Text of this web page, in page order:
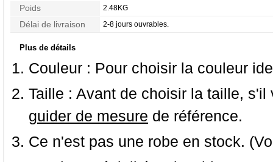
Morphologie
Poids 2.48KG
Délai de livraison 2-8 jours ouvrables.
Plus de détails
Couleur : Pour choisir la couleur
Taille : Avant de choisir la taille,
guider de mesure de référence.
Ce n'est pas une robe en stock.